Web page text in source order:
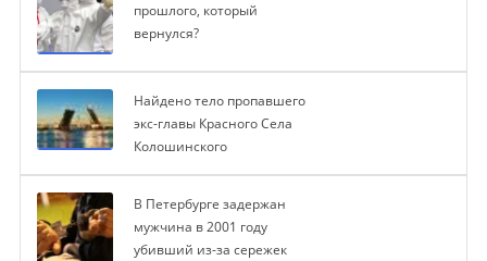
прошлого, который
вернулся?
Найдено тело пропавшего
экс-главы Красного Села
Колошинского
В Петербурге задержан
мужчина в 2001 году
убивший из-за сережек